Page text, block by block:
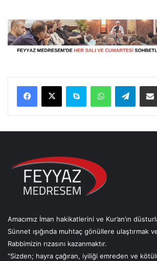
Telegram
Amacımız İman hakikatlerini ve Kur’an’ın
Sünnet ışığında muhtaç gönüllere ulaştırmak
Rabbimizin rızasını kazanmaktır.
“Sizden; hayra çağıran, iyiliği emreden ve